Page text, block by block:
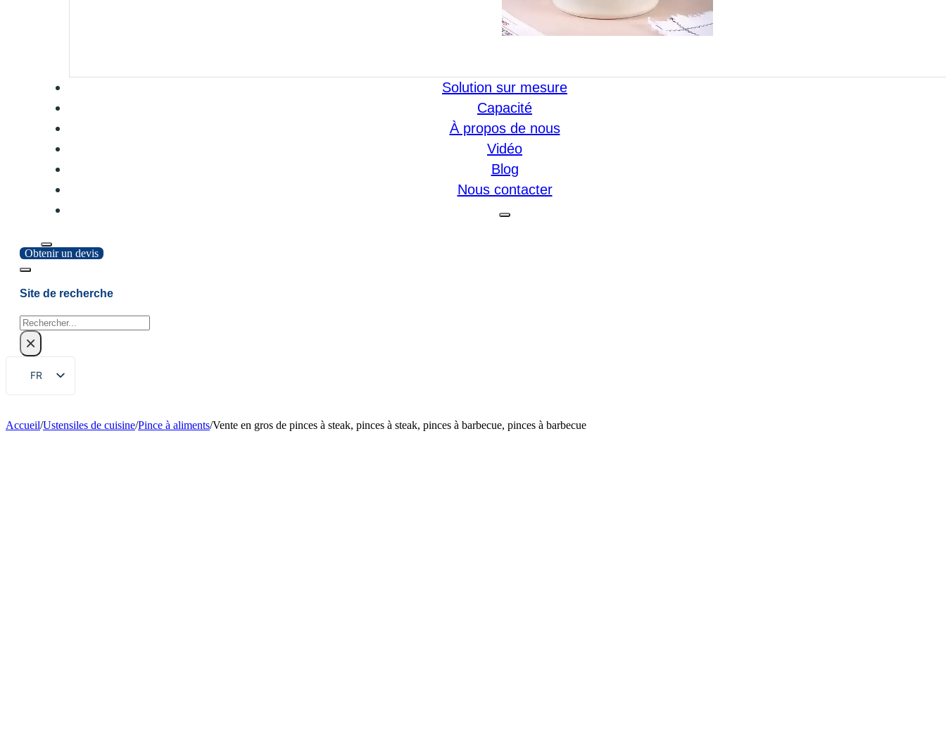
Solution sur mesure
Capacité
À propos de nous
Vidéo
Blog
Nous contacter
Obtenir un devis
Site de recherche
Rechercher
×
FR
EN
ZH
Accueil/Ustensiles de cuisine/Pince à aliments/Vente en gros de pinces à steak, pinces à steak, pinces à barbecue, pinces à barbecue